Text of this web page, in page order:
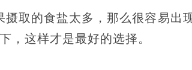
取的食盐太多，那么很容易出
这样才是最好的选择。